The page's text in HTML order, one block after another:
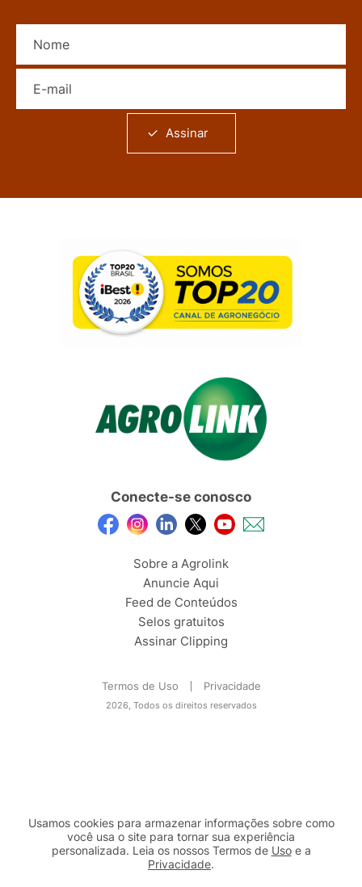
Assinar
Conecte-se conosco
Sobre a Agrolink
Anuncie Aqui
Feed de Conteúdos
Selos gratuitos
Assinar Clipping
Termos de Uso Privacidade
2026, Todos os direitos reservados
Usamos cookies para armazenar informações sobre como
você usa o site para tornar sua experiência
personalizada. Leia os nossos Termos de Usoe a
Privacidade.